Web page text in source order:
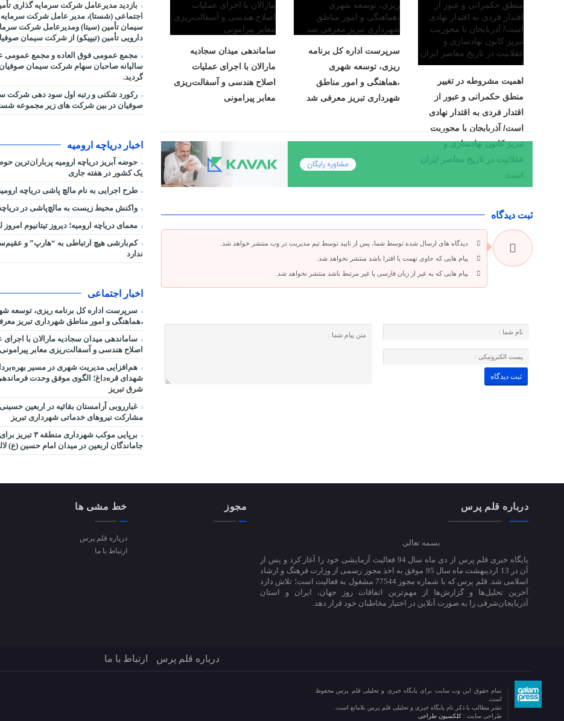
اهمیت مشروطه در تغییر
منطق حکمرانی و عبور از
اقتدار فردی به اقتدار نهادی
است/ آذربایجان با محوریت
تبریز کانون نهادسازی و
عقلانیت در تاریخ معاصر ایران
است
سرپرست اداره کل برنامه
ریزی، توسعه شهری
،هماهنگی و امور مناطق
شهرداری تبریز معرفی شد
ساماندهی میدان سجادیه
مارالان با اجرای عملیات
اصلاح هندسی و آسفالت‌ریزی
معابر پیرامونی
ثبت دیدگاه
دیدگاه های ارسال شده توسط شما، پس از تایید توسط تیم مدیریت در وب منتشر خواهد شد.
پیام هایی که حاوی تهمت یا افترا باشد منتشر نخواهد شد.
پیام هایی که به غیر از زبان فارسی یا غیر مرتبط باشد منتشر نخواهد شد.
بازدید مدیرعامل شرکت سرمایه گذاری
اجتماعی (شستا)، مدیر عامل شرکت سرمایه
سیمان تأمین (سیتا) ومدیرعامل شرکت
دارویی تأمین (تیپیکو) از شرکت سیمان
مجمع عمومی فوق العاده و مجمع عمومی
سالیانه صاحبان سهام شرکت سیمان صوفیان
گردید.
رکورد شکنی و رتبه اول سود دهی شرکت
صوفیان در بین شرکت های زیر مجموعه
اخبار دریاچه ارومیه
حوضه آبریز دریاچه ارومیه پرباران‌ترین
یک کشور در هفته جاری
طرح اجرایی به نام مالچ پاشی دریاچه
واکنش محیط زیست به مالچ‌پاشی در
معمای دریاچه ارومیه؛ دیروز تیتانیوم امروز
کم‌بارشی هیچ ارتباطی به “هارپ” و
ندارد
اخبار اجتماعی
سرپرست اداره کل برنامه ریزی، توسعه
،هماهنگی و امور مناطق شهرداری تبریز
ساماندهی میدان سجادیه مارالان با اجرای
اصلاح هندسی و آسفالت‌ریزی معابر پیرامونی
هم‌افزایی مدیریت شهری در مسیر
شهدای قره‌داغ؛ الگوی موفق وحدت
شرق تبریز
غبارروبی آرامستان بقائیه در اربعین حسینی
مشارکت نیروهای خدماتی شهرداری تبریز
برپایی موکب شهرداری منطقه ۳ تبریز برای
جاماندگان اربعین در میدان امام حسین (ع)
درباره قلم پرس
بسمه تعالی
پایگاه خبری قلم پرس از دی ماه سال 94 فعالیت آزمایشی خود را آغاز کرد و پس از
آن در 13 اردیبهشت ماه سال 95 موفق به اخذ مجوز رسمی از وزارت فرهنگ و ارشاد
اسلامی شد. قلم پرس که با شماره مجوز 77544 مشغول به فعالیت است؛ تلاش دارد
آخرین تحلیل‌ها و گزارش‌ها از مهم‌ترین اتفاقات روز جهان، ایران و استان
آذربایجان‌شرقی را به صورت آنلاین در اختیار مخاطبان خود قرار دهد.
مجوز خط مشی ها
درباره قلم پرس
ارتباط با ما
درباره قلم پرس ارتباط با ما
تمام حقوق این وب سایت برای پایگاه خبری و تحلیلی قلم پرس محفوظ
است.
نشر مطالب با ذکر نام پایگاه خبری و تحلیلی قلم پرس بلامانع است.
طراحی سایت : کلکسیون طراحی